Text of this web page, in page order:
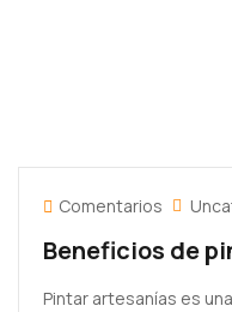
Comentarios
Beneficios de
Pintar artesanías es